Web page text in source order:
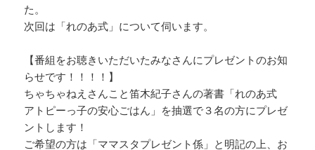
た。
次回は「れのあ式」について伺います。
【番組をお聴きいただいたみなさんにプレゼントのお知
らせです！！！！】
ちゃちゃねえさんこと笛木紀子さんの著書「れのあ式
アトピーっ子の安心ごはん」を抽選で３名の方にプレゼ
ントします！
ご希望の方は「ママスタプレゼント係」と明記の上、お